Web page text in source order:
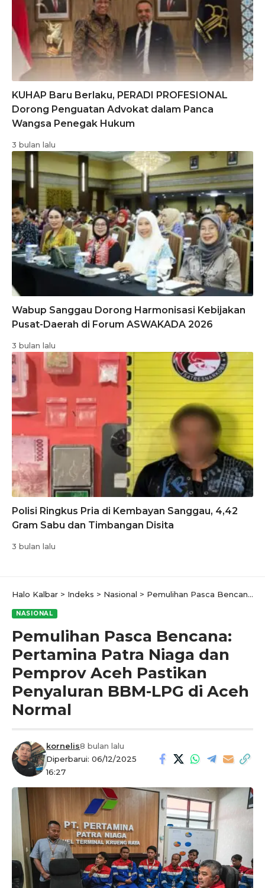
KUHAP Baru Berlaku, PERADI PROFESIONAL
Dorong Penguatan Advokat dalam Panca
Wangsa Penegak Hukum
3 bulan lalu
Wabup Sanggau Dorong Harmonisasi Kebijakan
Pusat-Daerah di Forum ASWAKADA 2026
3 bulan lalu
Polisi Ringkus Pria di Kembayan Sanggau, 4,42
Gram Sabu dan Timbangan Disita
3 bulan lalu
Halo Kalbar > Indeks > Nasional > Pemulihan Pasca Bencana: Pertamina Patra Niaga dan Pemprov Aceh Pastikan Penyaluran BBM-LPG di Aceh Normal
NASIONAL
Pemulihan Pasca Bencana:
Pertamina Patra Niaga dan
Pemprov Aceh Pastikan
Penyaluran BBM-LPG di Aceh
Normal
Diperbarui: 06/12/2025
16:27
kornelis8 bulan lalu